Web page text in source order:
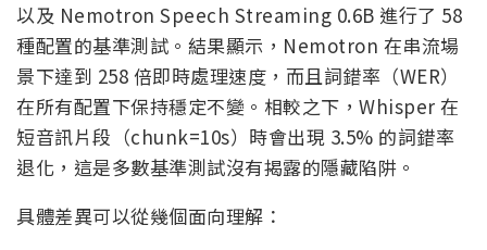
以及 Nemotron Speech Streaming 0.6B 進行了 58
種配置的基準測試。結果顯示，Nemotron 在串流場
景下達到 258 倍即時處理速度，而且詞錯率（WER）
在所有配置下保持穩定不變。相較之下，Whisper 在
短音訊片段（chunk=10s）時會出現 3.5% 的詞錯率
退化，這是多數基準測試沒有揭露的隱藏陷阱。
具體差異可以從幾個面向理解：